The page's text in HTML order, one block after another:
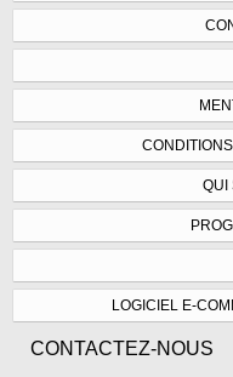
QUI
LOGICIEL E-
CONTACTEZ-NOUS